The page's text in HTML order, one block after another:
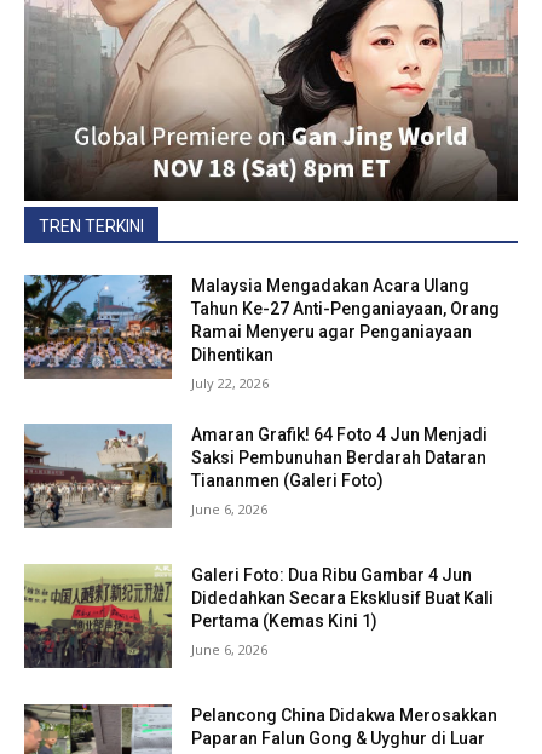
TREN TERKINI
Malaysia Mengadakan Acara Ulang
Tahun Ke-27 Anti-Penganiayaan, Orang
Ramai Menyeru agar Penganiayaan
Dihentikan
July 22, 2026
Amaran Grafik! 64 Foto 4 Jun Menjadi
Saksi Pembunuhan Berdarah Dataran
Tiananmen (Galeri Foto)
June 6, 2026
Galeri Foto: Dua Ribu Gambar 4 Jun
Didedahkan Secara Eksklusif Buat Kali
Pertama (Kemas Kini 1)
June 6, 2026
Pelancong China Didakwa Merosakkan
Paparan Falun Gong & Uyghur di Luar